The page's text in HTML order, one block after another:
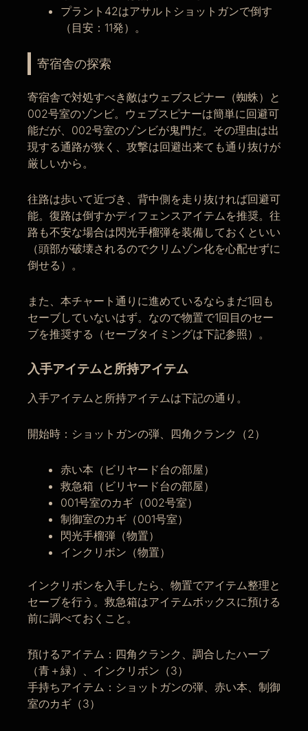
プラント42はアサルトショットガンで倒す
（目安：11発）。
寄宿舎の探索
寄宿舎で対処すべき敵はウェブスピナー（蜘蛛）と
002号室のゾンビ。ウェブスピナーは簡単に回避可
能だが、002号室のゾンビが鬼門だ。その理由は出
現する通路が狭く、攻撃は回避出来ても通り抜けが
厳しいから。
往路は歩いて近づき、背中側を走り抜ければ回避可
能。復路は倒すかディフェンスアイテムを推奨。往
路も不安な場合は閃光手榴弾を装備しておくといい
（頭部が破壊されるのでクリムゾン化を心配せずに
倒せる）。
また、本チャート通りに進めているならまだ1回も
セーブしていないはず。なので物置で1回目のセー
ブを推奨する（セーブタイミングは下記参照）。
入手アイテムと所持アイテム
入手アイテムと所持アイテムは下記の通り。
開始時：ショットガンの弾、四角クランク（2）
赤い本（ビリヤード台の部屋）
救急箱（ビリヤード台の部屋）
001号室のカギ（002号室）
制御室のカギ（001号室）
閃光手榴弾（物置）
インクリボン（物置）
インクリボンを入手したら、物置でアイテム整理と
セーブを行う。救急箱はアイテムボックスに預ける
前に調べておくこと。
預けるアイテム：四角クランク、調合したハーブ
（青＋緑）、インクリボン（3）
手持ちアイテム：ショットガンの弾、赤い本、制御
室のカギ（3）